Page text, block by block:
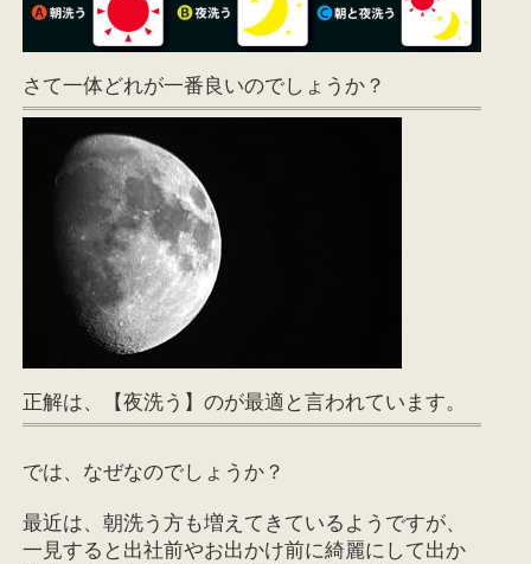
さて一体どれが一番良いのでしょうか？
正解は、【夜洗う】のが最適と言われています。
では、なぜなのでしょうか？
最近は、朝洗う方も増えてきているようですが、
一見すると出社前やお出かけ前に綺麗にして出か